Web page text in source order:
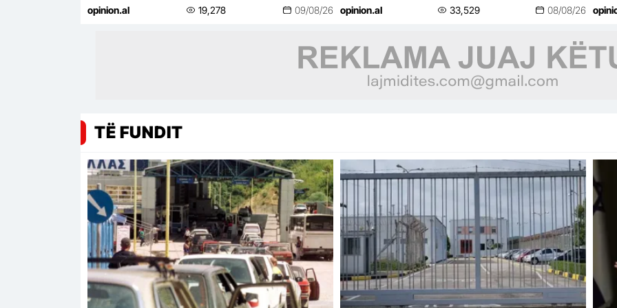
lifestyle
opinion.al 19,278 09/08/26
lifestyle
opinion.al 33,529 08/08/26
TË FUNDIT